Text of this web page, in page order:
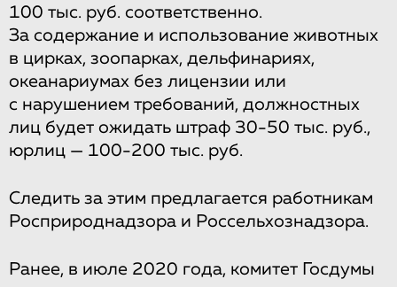
100 тыс. руб. соответственно.
За содержание и использование животных
в цирках, зоопарках, дельфинариях,
океанариумах без лицензии или
с нарушением требований, должностных
лиц будет ожидать штраф 30-50 тыс. руб.,
юрлиц — 100-200 тыс. руб.
Следить за этим предлагается работникам
Росприроднадзора и Россельхознадзора.
Ранее, в июле 2020 года, комитет Госдумы